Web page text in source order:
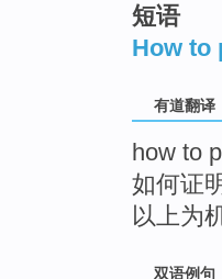
短语
How to
有道翻译
how to
如何证
以上为
双语例句